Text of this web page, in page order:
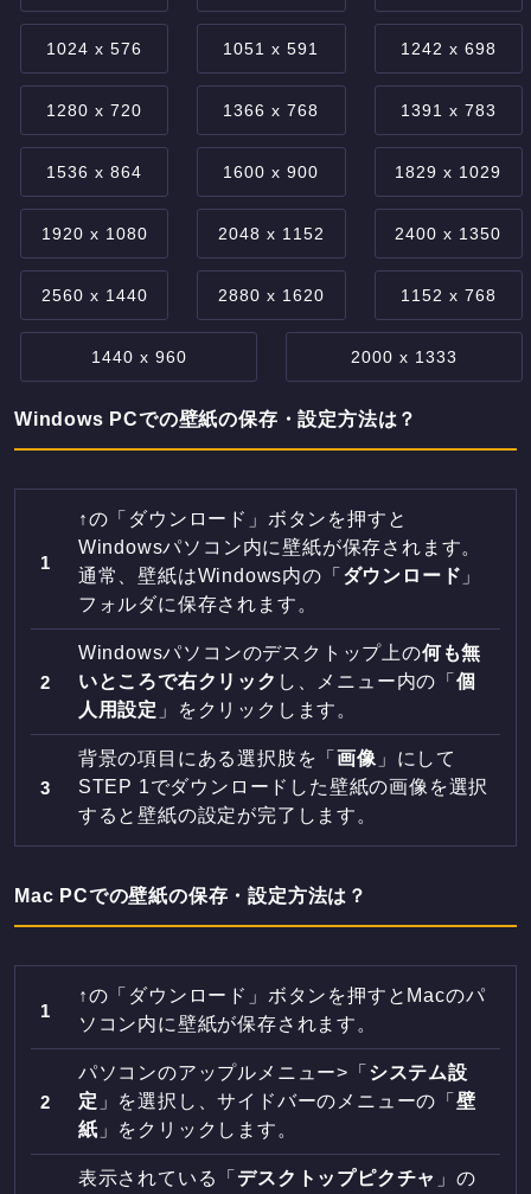
1024 x 576 1051 x 591 1242 x 698
1280 x 720 1366 x 768 1391 x 783
1536 x 864 1600 x 900 1829 x 1029
1920 x 1080 2048 x 1152 2400 x 1350
2560 x 1440 2880 x 1620 1152 x 768
1440 x 960 2000 x 1333
Windows PCでの壁紙の保存・設定方法は？
↑の「ダウンロード」ボタンを押すと
Windowsパソコン内に壁紙が保存されます。
通常、壁紙はWindows内の「 ダウンロード 」
フォルダに保存されます。
Windowsパソコンのデスクトップ上の何も無
いところで右クリック し、メニュー内の「 個
人用設定 」をクリックします。
背景の項目にある選択肢を「画像 」にして
STEP 1でダウンロードした壁紙の画像を選択
すると壁紙の設定が完了します。
Mac PCでの壁紙の保存・設定方法は？
↑の「ダウンロード」ボタンを押すとMacのパ
ソコン内に壁紙が保存されます。
パソコンのアップルメニュー>「 システム設
定 」を選択し、サイドバーのメニューの「壁
紙 」をクリックします。
表示されている「 デスクトップピクチャ 」の